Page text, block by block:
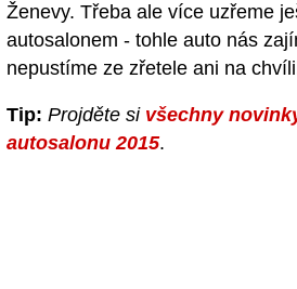
Ženevy. Třeba ale více uzřeme
autosalonem - tohle auto nás
nepustíme ze zřetele ani na
Tip: Projděte si všechny
autosalonu 2015.